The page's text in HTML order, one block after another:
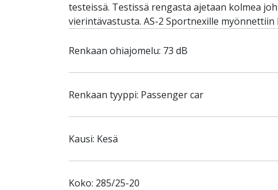
testeissä. Testissä rengasta ajetaan kolmea
vierintävastusta. AS-2 Sportnexille
Renkaan ohiajomelu: 73 dB
Renkaan tyyppi: Passenger car
Kausi: Kesä
Koko: 285/25-20